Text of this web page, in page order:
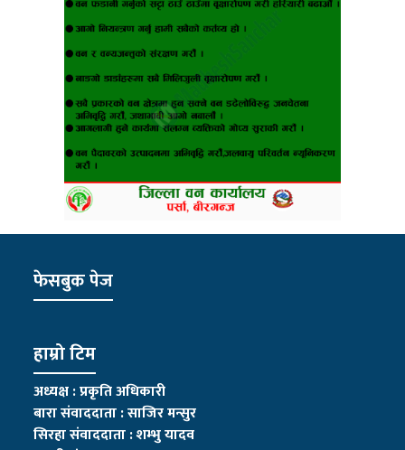
फेसबुक पेज
हाम्रो टिम
अध्यक्ष : प्रकृति अधिकारी
बारा संवाददाता : साजिर मन्सुर
सिरहा संवाददाता : शम्भु यादव